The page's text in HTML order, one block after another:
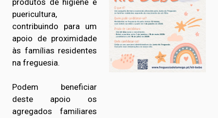
produtos de higiene e
puericultura,
contribuindo para um
apoio de proximidade
às famílias residentes
na freguesia.
Podem beneficiar
deste apoio os
agregados familiares